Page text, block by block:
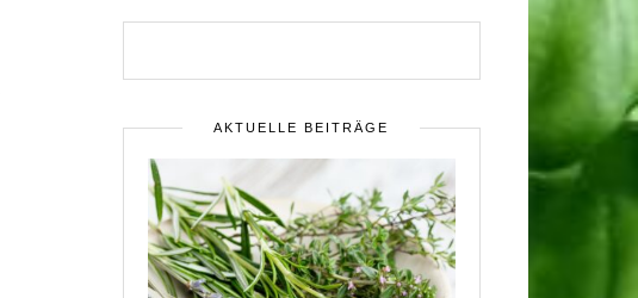
AKTUELLE BEITRÄGE